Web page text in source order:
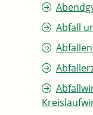
Abfall